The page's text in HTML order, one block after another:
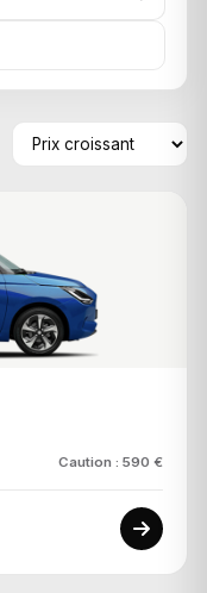
Caution : 590 €